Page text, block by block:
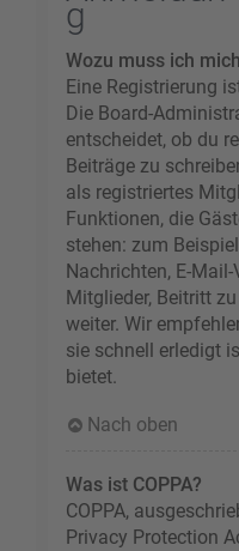
g
Wozu muss ich
Eine Registrierung
Die Board-
entscheidet, ob du
Beiträge zu
als registriertes
Funktionen, die
stehen: zum
Nachrichten, E-
Mitglieder, Beitritt
weiter. Wir
sie schnell erledigt
bietet.
Nach oben
Was ist COPPA?
COPPA,
Privacy Protection